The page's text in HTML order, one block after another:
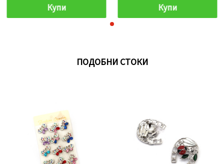
Купи Купи
ПОДОБНИ СТОКИ